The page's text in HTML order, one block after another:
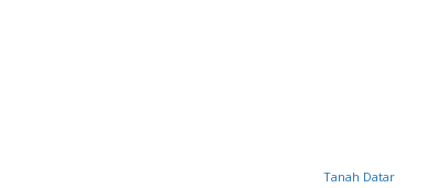
Tanah Datar